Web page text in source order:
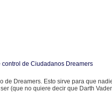
de Ciudadanos Dreamers
de Dreamers. Esto sirve para que
(que no quiere decir que Darth